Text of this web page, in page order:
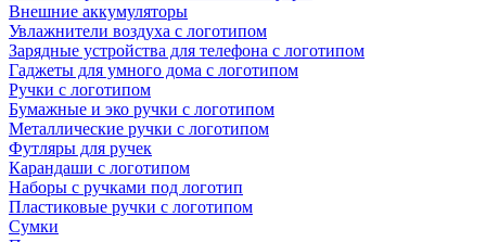
Внешние аккумуляторы
Увлажнители воздуха с логотипом
Зарядные устройства для телефона с логотипом
Гаджеты для умного дома с логотипом
Ручки с логотипом
Бумажные и эко ручки с логотипом
Металлические ручки с логотипом
Футляры для ручек
Карандаши с логотипом
Наборы с ручками под логотип
Пластиковые ручки с логотипом
Сумки